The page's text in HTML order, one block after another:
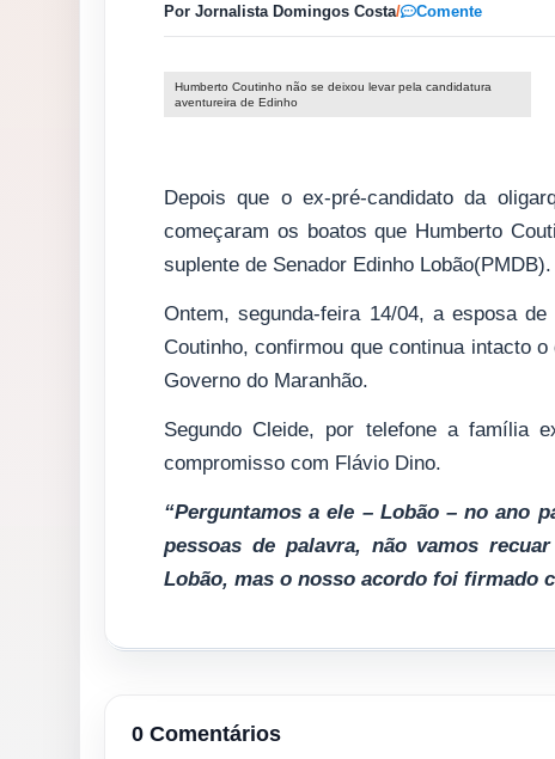
Por Jornalista Domingos Costa/ Comente
Humberto Coutinho não se deixou levar pela candidatura
aventureira de Edinho
Depois que o ex-pré-candidato da
começaram os boatos que Humberto
suplente de Senador Edinho Lobão(PMDB).
Ontem, segunda-feira 14/04, a esposa
Coutinho, confirmou que continua intacto
Governo do Maranhão.
Segundo Cleide, por telefone a família
compromisso com Flávio Dino.
“Perguntamos a ele – Lobão – no ano
pessoas de palavra, não vamos
Lobão, mas o nosso acordo foi firmado
0 Comentários